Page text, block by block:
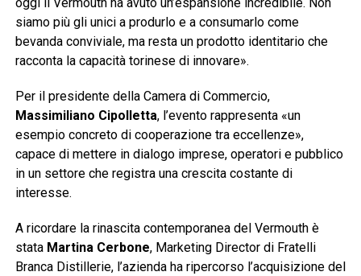
oggi il Vermouth ha avuto un’espansione incredibile. Non
siamo più gli unici a produrlo e a consumarlo come
bevanda conviviale, ma resta un prodotto identitario che
racconta la capacità torinese di innovare».
Per il presidente della Camera di Commercio,
Massimiliano Cipolletta, l’evento rappresenta «un
esempio concreto di cooperazione tra eccellenze»,
capace di mettere in dialogo imprese, operatori e pubblico
in un settore che registra una crescita costante di
interesse.
A ricordare la rinascita contemporanea del Vermouth è
stata Martina Cerbone, Marketing Director di Fratelli
Branca Distillerie, l’azienda ha ripercorso l’acquisizione del